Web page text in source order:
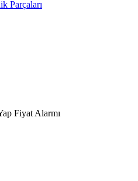
Parçaları
Fiyat Alarmı